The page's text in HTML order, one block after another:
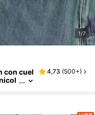
1/7
con cuel
4,73 (500+)